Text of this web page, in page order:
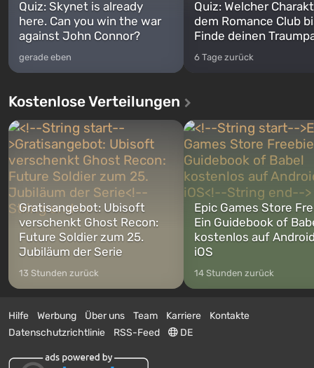
Quiz: Skynet is already
here. Can you win the war
against John Connor?
gerade eben
Quiz: Welcher
dem Romance Club
Finde deinen
6 Tage zurück
Kostenlose Verteilungen
Gratisangebot: Ubisoft
verschenkt Ghost Recon:
Future Soldier zum 25.
Jubiläum der Serie
13 Stunden zurück
Epic Games Store
Ein Guidebook of
kostenlos auf
iOS
14 Stunden zurück
Hilfe Werbung Über uns Team Karriere
Kontakte
Datenschutzrichtlinie
RSS-Feed DE